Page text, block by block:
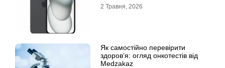
2 Травня, 2026
Як самостійно перевірити
здоров’я: огляд онкотестів від
Medzakaz